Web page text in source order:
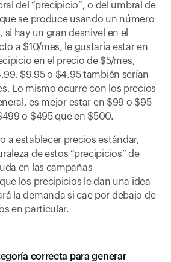
del “precipicio”, o del umbral de
se produce usando un número
hay un gran desnivel en el
a $10/mes, le gustaría estar en
en el precio de $5/mes,
$9.95 o $4.95 también serían
Lo mismo ocurre con los precios
es mejor estar en $99 o $95
o $495 que en $500.
a establecer precios estándar,
de estos “precipicios” de
en las campañas
los precipicios le dan una idea
la demanda si cae por debajo de
en particular.
correcta para generar